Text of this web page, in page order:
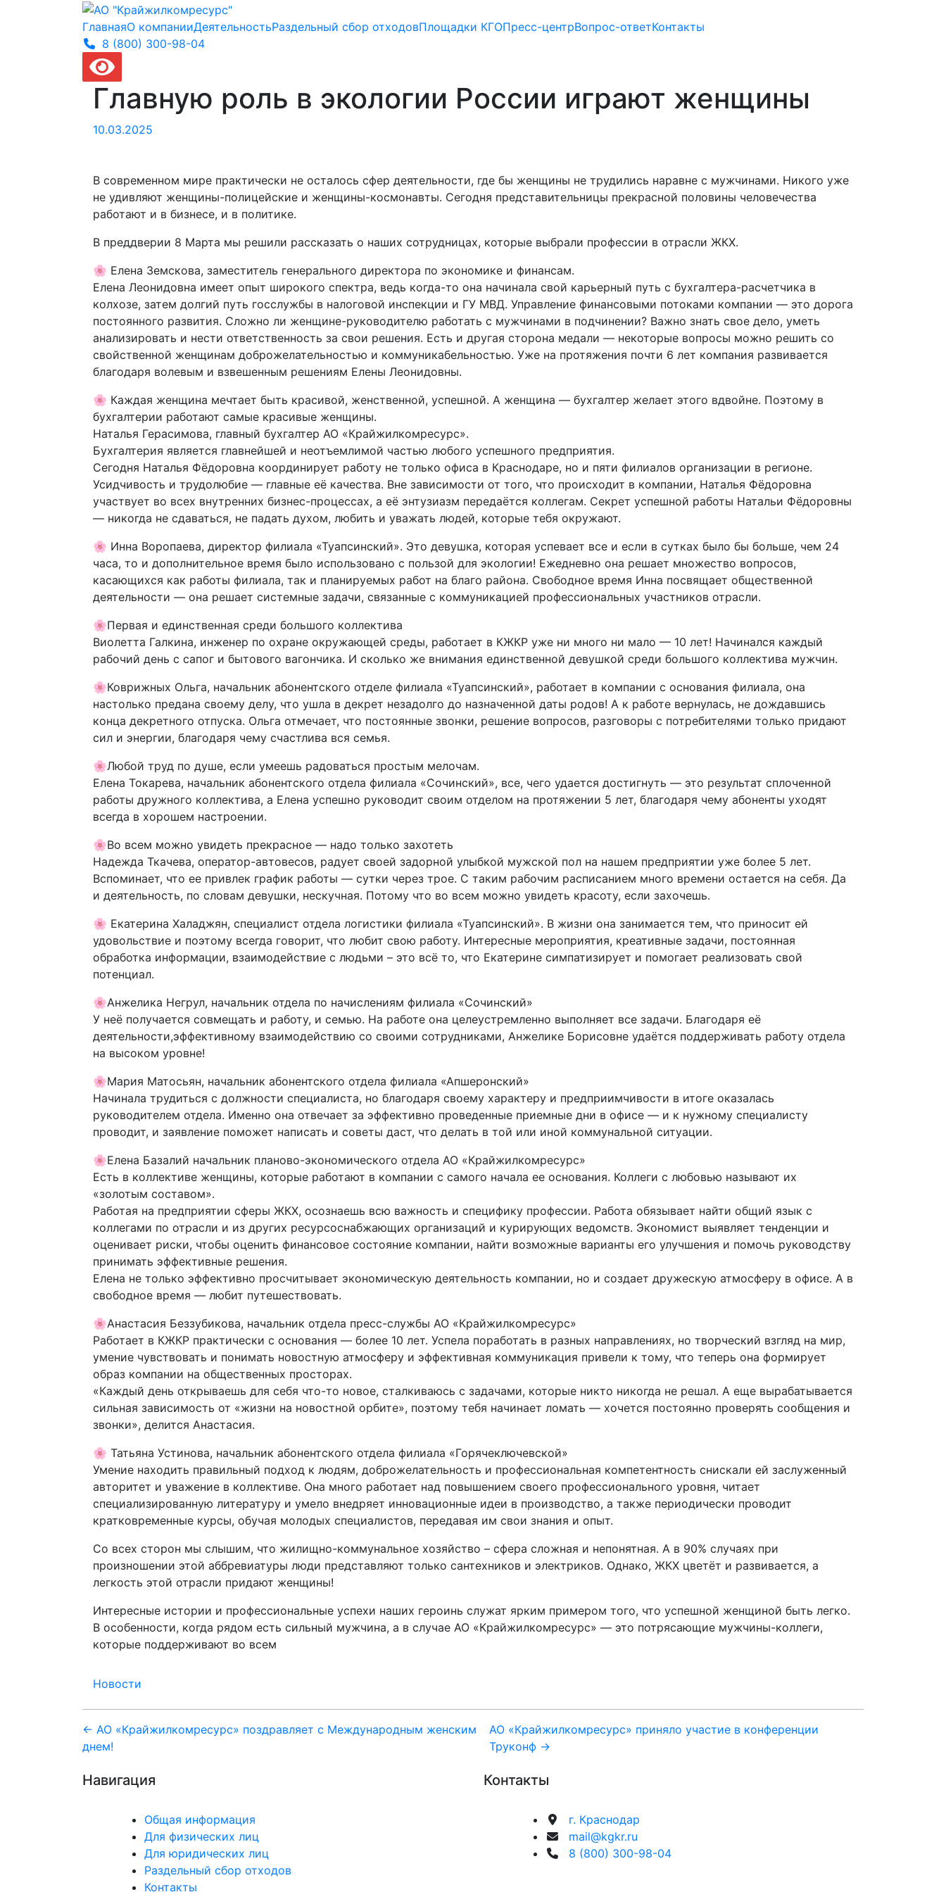
ГлавнаяО компанииДеятельностьРаздельный сбор отходовПлощадки КГОПресс-центрВопрос-ответКонтакты
8 (800) 300-98-04
Главную роль в экологии России играют женщины
10.03.2025
В современном мире практически не осталось сфер деятельности, где бы женщины не трудились наравне с мужчинами. Никого уже
не удивляют женщины-полицейские и женщины-космонавты. Сегодня представительницы прекрасной половины человечества
работают и в бизнесе, и в политике.
В преддверии 8 Марта мы решили рассказать о наших сотрудницах, которые выбрали профессии в отрасли ЖКХ.
🌸 Елена Земскова, заместитель генерального директора по экономике и финансам.
Елена Леонидовна имеет опыт широкого спектра, ведь когда-то она начинала свой карьерный путь с бухгалтера-расчетчика в
колхозе, затем долгий путь госслужбы в налоговой инспекции и ГУ МВД. Управление финансовыми потоками компании — это дорога
постоянного развития. Сложно ли женщине-руководителю работать с мужчинами в подчинении? Важно знать свое дело, уметь
анализировать и нести ответственность за свои решения. Есть и другая сторона медали — некоторые вопросы можно решить со
свойственной женщинам доброжелательностью и коммуникабельностью. Уже на протяжения почти 6 лет компания развивается
благодаря волевым и взвешенным решениям Елены Леонидовны.
🌸 Каждая женщина мечтает быть красивой, женственной, успешной. А женщина — бухгалтер желает этого вдвойне. Поэтому в
бухгалтерии работают самые красивые женщины.
Наталья Герасимова, главный бухгалтер АО «Крайжилкомресурс».
Бухгалтерия является главнейшей и неотъемлимой частью любого успешного предприятия.
Сегодня Наталья Фёдоровна координирует работу не только офиса в Краснодаре, но и пяти филиалов организации в регионе.
Усидчивость и трудолюбие — главные её качества. Вне зависимости от того, что происходит в компании, Наталья Фёдоровна
участвует во всех внутренних бизнес-процессах, а её энтузиазм передаётся коллегам. Секрет успешной работы Натальи Фёдоровны
— никогда не сдаваться, не падать духом, любить и уважать людей, которые тебя окружают.
🌸 Инна Воропаева, директор филиала «Туапсинский». Это девушка, которая успевает все и если в сутках было бы больше, чем 24
часа, то и дополнительное время было использовано с пользой для экологии! Ежедневно она решает множество вопросов,
касающихся как работы филиала, так и планируемых работ на благо района. Свободное время Инна посвящает общественной
деятельности — она решает системные задачи, связанные с коммуникацией профессиональных участников отрасли.
🌸Первая и единственная среди большого коллектива
Виолетта Галкина, инженер по охране окружающей среды, работает в КЖКР уже ни много ни мало — 10 лет! Начинался каждый
рабочий день с сапог и бытового вагончика. И сколько же внимания единственной девушкой среди большого коллектива мужчин.
🌸Коврижных Ольга, начальник абонентского отделе филиала «Туапсинский», работает в компании с основания филиала, она
настолько предана своему делу, что ушла в декрет незадолго до назначенной даты родов! А к работе вернулась, не дождавшись
конца декретного отпуска. Ольга отмечает, что постоянные звонки, решение вопросов, разговоры с потребителями только придают
сил и энергии, благодаря чему счастлива вся семья.
🌸Любой труд по душе, если умеешь радоваться простым мелочам.
Елена Токарева, начальник абонентского отдела филиала «Сочинский», все, чего удается достигнуть — это результат сплоченной
работы дружного коллектива, а Елена успешно руководит своим отделом на протяжении 5 лет, благодаря чему абоненты уходят
всегда в хорошем настроении.
🌸Во всем можно увидеть прекрасное — надо только захотеть
Надежда Ткачева, оператор-автовесов, радует своей задорной улыбкой мужской пол на нашем предприятии уже более 5 лет.
Вспоминает, что ее привлек график работы — сутки через трое. С таким рабочим расписанием много времени остается на себя. Да
и деятельность, по словам девушки, нескучная. Потому что во всем можно увидеть красоту, если захочешь.
🌸 Екатерина Халаджян, специалист отдела логистики филиала «Туапсинский». В жизни она занимается тем, что приносит ей
удовольствие и поэтому всегда говорит, что любит свою работу. Интересные мероприятия, креативные задачи, постоянная
обработка информации, взаимодействие с людьми – это всё то, что Екатерине симпатизирует и помогает реализовать свой
потенциал.
🌸Анжелика Негрул, начальник отдела по начислениям филиала «Сочинский»
У неё получается совмещать и работу, и семью. На работе она целеустремленно выполняет все задачи. Благодаря её
деятельности,эффективному взаимодействию со своими сотрудниками, Анжелике Борисовне удаётся поддерживать работу отдела
на высоком уровне!
🌸Мария Матосьян, начальник абонентского отдела филиала «Апшеронский»
Начинала трудиться с должности специалиста, но благодаря своему характеру и предприимчивости в итоге оказалась
руководителем отдела. Именно она отвечает за эффективно проведенные приемные дни в офисе — и к нужному специалисту
проводит, и заявление поможет написать и советы даст, что делать в той или иной коммунальной ситуации.
🌸Елена Базалий начальник планово-экономического отдела АО «Крайжилкомресурс»
Есть в коллективе женщины, которые работают в компании с самого начала ее основания. Коллеги с любовью называют их
«золотым составом».
Работая на предприятии сферы ЖКХ, осознаешь всю важность и специфику профессии. Работа обязывает найти общий язык с
коллегами по отрасли и из других ресурсоснабжающих организаций и курирующих ведомств. Экономист выявляет тенденции и
оценивает риски, чтобы оценить финансовое состояние компании, найти возможные варианты его улучшения и помочь руководству
принимать эффективные решения.
Елена не только эффективно просчитывает экономическую деятельность компании, но и создает дружескую атмосферу в офисе. А в
свободное время — любит путешествовать.
🌸Анастасия Беззубикова, начальник отдела пресс-службы АО «Крайжилкомресурс»
Работает в КЖКР практически с основания — более 10 лет. Успела поработать в разных направлениях, но творческий взгляд на мир,
умение чувствовать и понимать новостную атмосферу и эффективная коммуникация привели к тому, что теперь она формирует
образ компании на общественных просторах.
«Каждый день открываешь для себя что-то новое, сталкиваюсь с задачами, которые никто никогда не решал. А еще вырабатывается
сильная зависимость от «жизни на новостной орбите», поэтому тебя начинает ломать — хочется постоянно проверять сообщения и
звонки», делится Анастасия.
🌸 Татьяна Устинова, начальник абонентского отдела филиала «Горячеключевской»
Умение находить правильный подход к людям, доброжелательность и профессиональная компетентность снискали ей заслуженный
авторитет и уважение в коллективе. Она много работает над повышением своего профессионального уровня, читает
специализированную литературу и умело внедряет инновационные идеи в производство, а также периодически проводит
кратковременные курсы, обучая молодых специалистов, передавая им свои знания и опыт.
Со всех сторон мы слышим, что жилищно-коммунальное хозяйство – сфера сложная и непонятная. А в 90% случаях при
произношении этой аббревиатуры люди представляют только сантехников и электриков. Однако, ЖКХ цветёт и развивается, а
легкость этой отрасли придают женщины!
Интересные истории и профессиональные успехи наших героинь служат ярким примером того, что успешной женщиной быть легко.
В особенности, когда рядом есть сильный мужчина, а в случае АО «Крайжилкомресурс» — это потрясающие мужчины-коллеги,
которые поддерживают во всем
Новости
Навигация
по
записям
← АО «Крайжилкомресурс» поздравляет с Международным женским
днем!
АО «Крайжилкомресурс» приняло участие в конференции
Труконф →
Навигация
Общая информация
Для физических лиц
Для юридических лиц
Раздельный сбор отходов
Контакты
Контакты
г. Краснодар
mail@kgkr.ru
8 (800) 300-98-04